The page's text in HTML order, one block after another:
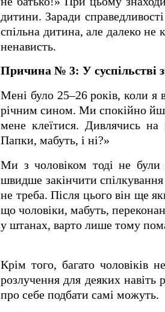
дитини. Заради
спільна дитина, але далеко не
ненависть.
Причина № 3: У суспільстві
Мені було 25–26 років, коли я
річним сином. Ми спокійно
мене клеїтися. Дивлячись
Папки, мабуть, і ні?»
Ми з чоловіком тоді не
швидше закінчити
не треба. Після цього він ще
що чоловіки, мабуть,
у штанах, варто лише тому
Крім того, багато чоловіків
розлучення для деяких
про себе подбати самі можуть.